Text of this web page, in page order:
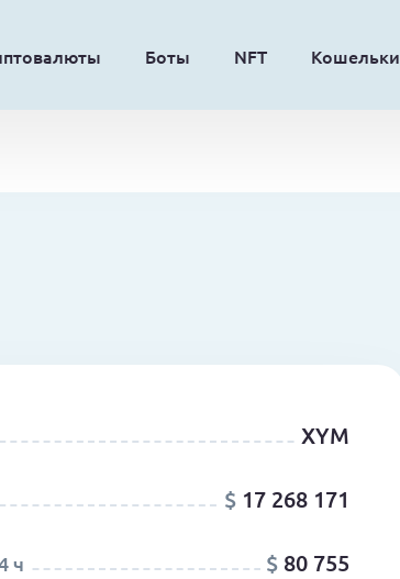
Боты NFT Кошельки
XYM
$ 17 268 171
ч $ 80 755